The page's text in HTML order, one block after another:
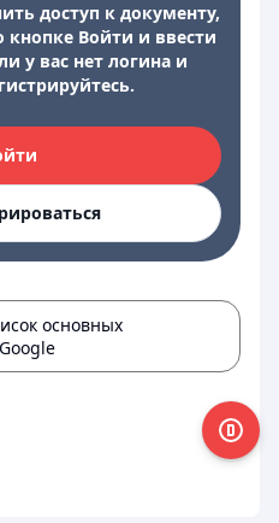
доступ к документу,
Войти и ввести
у вас нет логина и
основных